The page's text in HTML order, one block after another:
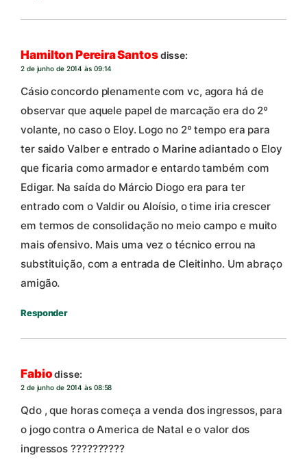
Hamilton Pereira Santosdisse:
2 de junho de 2014 às 09:14
Cásio concordo plenamente com vc, agora há de
observar que aquele papel de marcação era do 2º
volante, no caso o Eloy. Logo no 2º tempo era para
ter saido Valber e entrado o Marine adiantado o Eloy
que ficaria como armador e entardo também com
Edigar. Na saída do Márcio Diogo era para ter
entrado com o Valdir ou Aloísio, o time iria crescer
em termos de consolidação no meio campo e muito
mais ofensivo. Mais uma vez o técnico errou na
substituição, com a entrada de Cleitinho. Um abraço
amigão.
Responder
Fabio disse:
2 de junho de 2014 às 08:58
Qdo , que horas começa a venda dos ingressos, para
o jogo contra o America de Natal e o valor dos
ingressos ??????????